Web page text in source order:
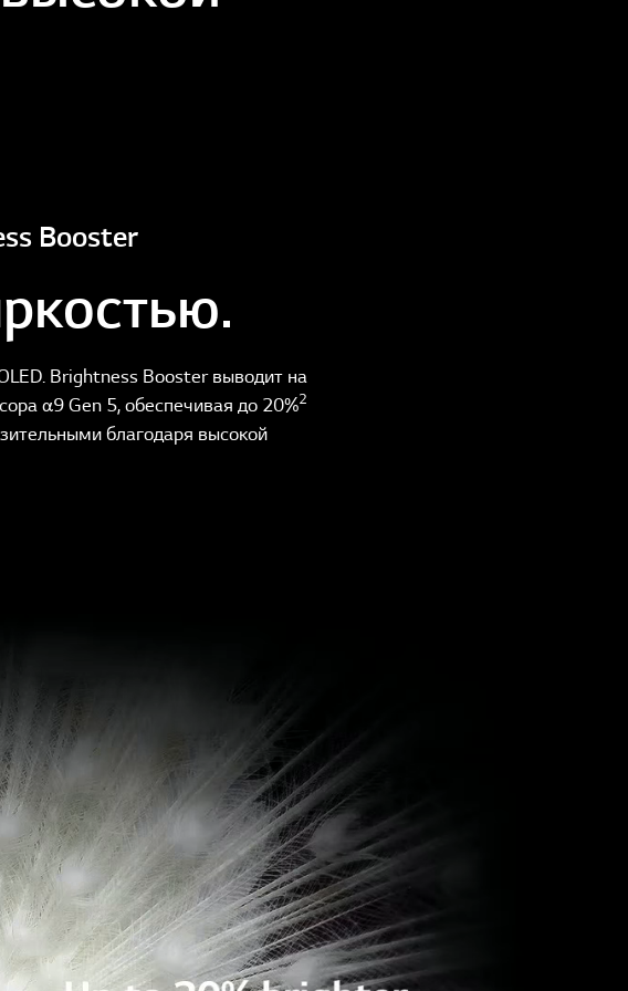
Booster
Brightness Booster выводит на
α9 Gen 5, обеспечивая до 20%2
благодаря высокой